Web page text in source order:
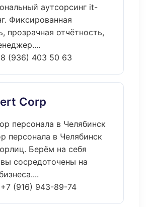
аутсорсинг it-
Фиксированная
прозрачная отчётность,
8 (936) 403 50 63
Corp
персонала в Челябинск
персонала в Челябинск
Берём на себя
сосредоточены на
+7 (916) 943-89-74